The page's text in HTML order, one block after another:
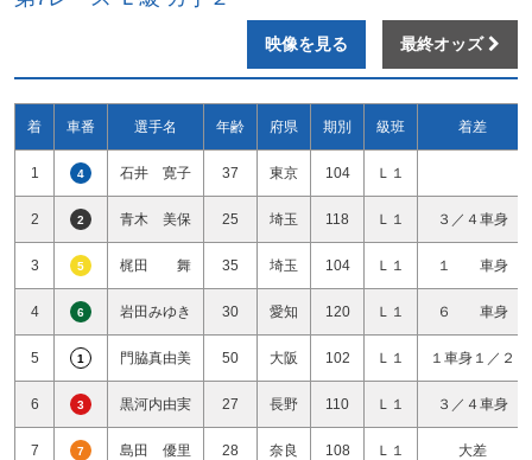
映像を見る 最終オッズ
着 車番 選手名 年齢 府県 期別 級班 着差
1 4 石井 寛子 37 東京 104 Ｌ１
2 2 青木 美保 25 埼玉 118 Ｌ１ ３／４車身
3 5 梶田 舞 35 埼玉 104 Ｌ１ １ 車身
4 6 岩田みゆき 30 愛知 120 Ｌ１ ６ 車身
5 1 門脇真由美 50 大阪 102 Ｌ１ １車身１／２
6 3 黒河内由実 27 長野 110 Ｌ１ ３／４車身
7 7 島田 優里 28 奈良 108 Ｌ１ 大差